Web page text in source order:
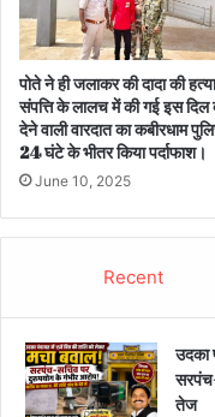
पोते ने ही जलाकर की दादा की
संपत्ति के लालच में की गई इस दिल
देने वाली वारदात का कबीरधाम
24 घंटे के भीतर किया पर्दाफाश।
June 10, 2025
Recent
उदका
तेज